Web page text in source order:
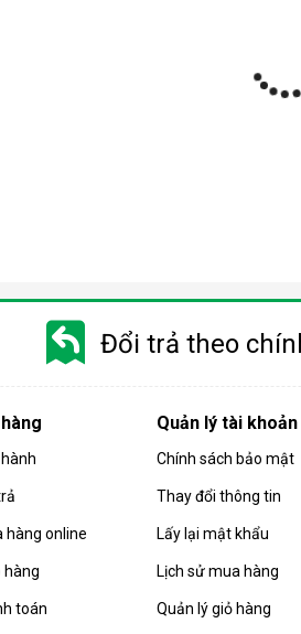
di độngĐổi trả theo
hàng online
hàng
toán
Quản lý tài khoản
Chính sách bảo mật
Thay đổi thông tin
Lấy lại mật khẩu
Lịch sử mua hàng
Quản lý giỏ hàng